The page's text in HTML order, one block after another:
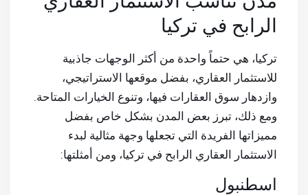
الرابح في تركيا
تركيا، هي حتماً واحدة من أكثر الوجهات جاذبية
للاستثمار العقاري، بفضل موقعها الاستراتيجي،
وازدهار سوق العقارات فيها، وتنوع الخيارات المتاحة.
ومع ذلك، تبرز بعض المدن بشكل خاص بفضل
مميزاتها الفريدة التي تجعلها وجهة مثالية لبدء
الاستثمار العقاري الرابح في تركيا، ومن أمثلتها:
اسطنبول